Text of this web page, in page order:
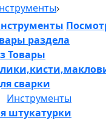
раздела
Товары
сварки
Инструменты
штукатурки